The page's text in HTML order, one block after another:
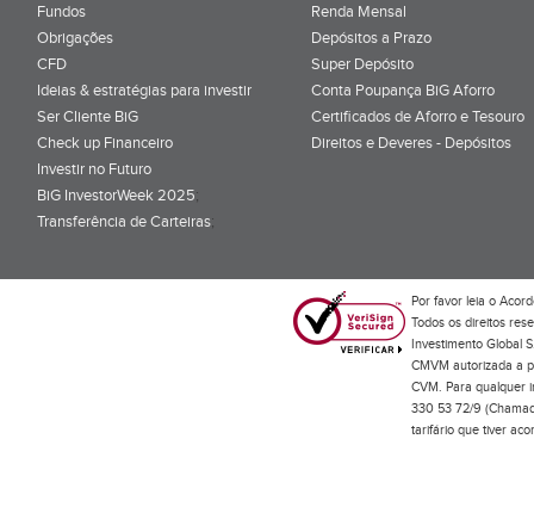
Fundos
Obrigações
CFD
Ideias & estratégias para investir
Ser Cliente BiG
Check up Financeiro
Investir no Futuro
BiG InvestorWeek 2025;
Transferência de Carteiras;
Renda Mensal
Depósitos a Prazo
Super Depósito
Conta Poupança BiG Aforro
Certificados de Aforro e Tesouro
Direitos e Deveres - Depósitos
Por favor leia o
Todos os direitos
Investimento Global
CMVM autorizada a
CVM. Para qualquer
330 53 72/9
tarifário que tiver